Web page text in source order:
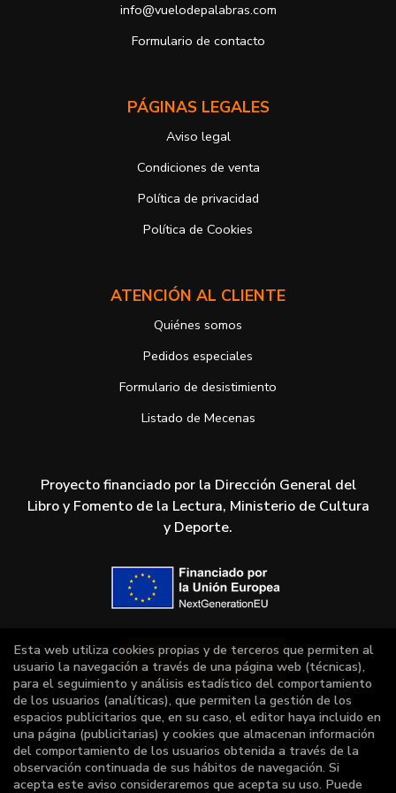
b) Derecho a presentar una reclamación ante la Autoridad de
derechos, en este caso, ante la Agencia Española de protección de
electrónico o de correo postal, ambos con la fotocopia del DNI del
Responsable del tratamiento: Antonio José Alcolea Navarro
Dirección postal: Avenida Giorgeta 22, Bajo
Si desea ampliar información sobre la política de privacidad de
nuestra empresa, puede hacerlo en el siguiente enlace:
info@vuelodepalabras.com
Formulario de contacto
PÁGINAS LEGALES
Aviso legal
Condiciones de venta
Política de privacidad
Política de Cookies
ATENCIÓN AL CLIENTE
Quiénes somos
Pedidos especiales
Formulario de desistimiento
Listado de Mecenas
Proyecto financiado por la Dirección General del
Libro y Fomento de la Lectura, Ministerio de Cultura
y Deporte.
Esta web utiliza cookies propias y de terceros que permiten al
usuario la navegación a través de una página web (técnicas),
para el seguimiento y análisis estadístico del comportamiento
de los usuarios (analíticas), que permiten la gestión de los
espacios publicitarios que, en su caso, el editor haya incluido en
una página (publicitarias) y cookies que almacenan información
del comportamiento de los usuarios obtenida a través de la
observación continuada de sus hábitos de navegación. Si
acepta este aviso consideraremos que acepta su uso. Puede